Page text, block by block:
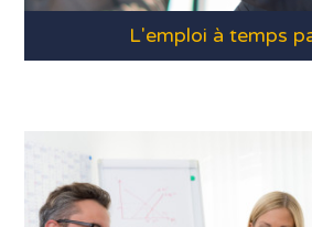
L'emploi à temps